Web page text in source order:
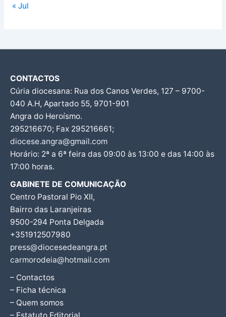
« Jul
CONTACTOS
Cúria diocesana: Rua dos Canos Verdes, 127 – 9700-
040 A.H, Apartado 55, 9701-901
Angra do Heroísmo.
295216670; Fax 295216661;
diocese.angra@gmail.com
Horário: 2ª a 6ª feira das 09:00 às 13:00 e das 14:00 às
17:00 horas.
GABINETE DE COMUNICAÇÃO
Centro Pastoral Pio XII,
Bairro das Laranjeiras
9500-294 Ponta Delgada
+351912507980
press@diocesedeangra.pt
carmorodeia@hotmail.com
– Contactos
– Ficha técnica
– Quem somos
– Estatuto Editorial